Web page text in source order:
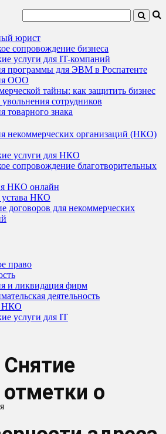
юрист
сопровождение бизнеса
услуги для IT-компаний
программы для ЭВМ в Роспатенте
ООО
тайны: как защитить бизнес
увольнения сотрудников
товарного знака
некоммерческих организаций (НКО)
услуги для НКО
сопровождение благотворительных
НКО онлайн
НКО
договоров для некоммерческих
право
и ликвидация фирм
деятельность
НКО
услуги для IT
Снятие
отметки о